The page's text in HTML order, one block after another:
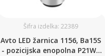
Šifra izdelka: 22389
Avto LED žarnica 1156, Ba15S
- pozicijska enopolna P21W /